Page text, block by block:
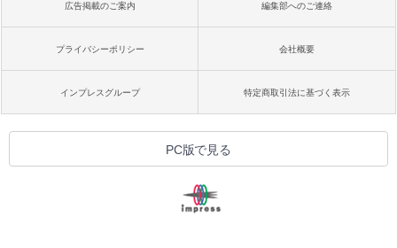
広告掲載のご案内 編集部へのご連絡
プライバシーポリシー 会社概要
インプレスグループ 特定商取引法に基づく表示
PC版で見る